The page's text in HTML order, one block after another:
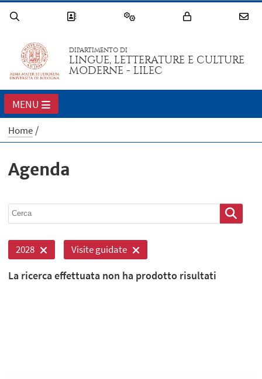
DIPARTIMENTO DI
LINGUE, LETTERATURE E CULTURE
MODERNE - LILEC
MENU
Home
Agenda
2028 Visite guidate
La ricerca effettuata non ha prodotto risultati